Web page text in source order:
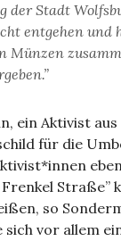
der Stadt
entgehen und
Münzen
ein Aktivist
für die
Straße”
so
sich vor allem